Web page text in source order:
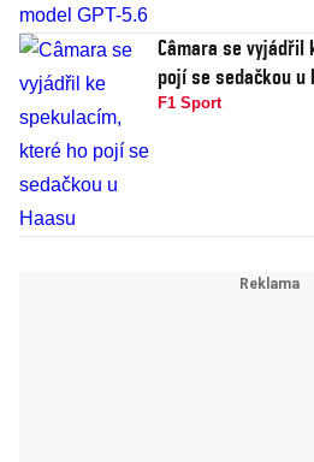
Câmara se vyjádřil
pojí se sedačkou u
F1 Sport